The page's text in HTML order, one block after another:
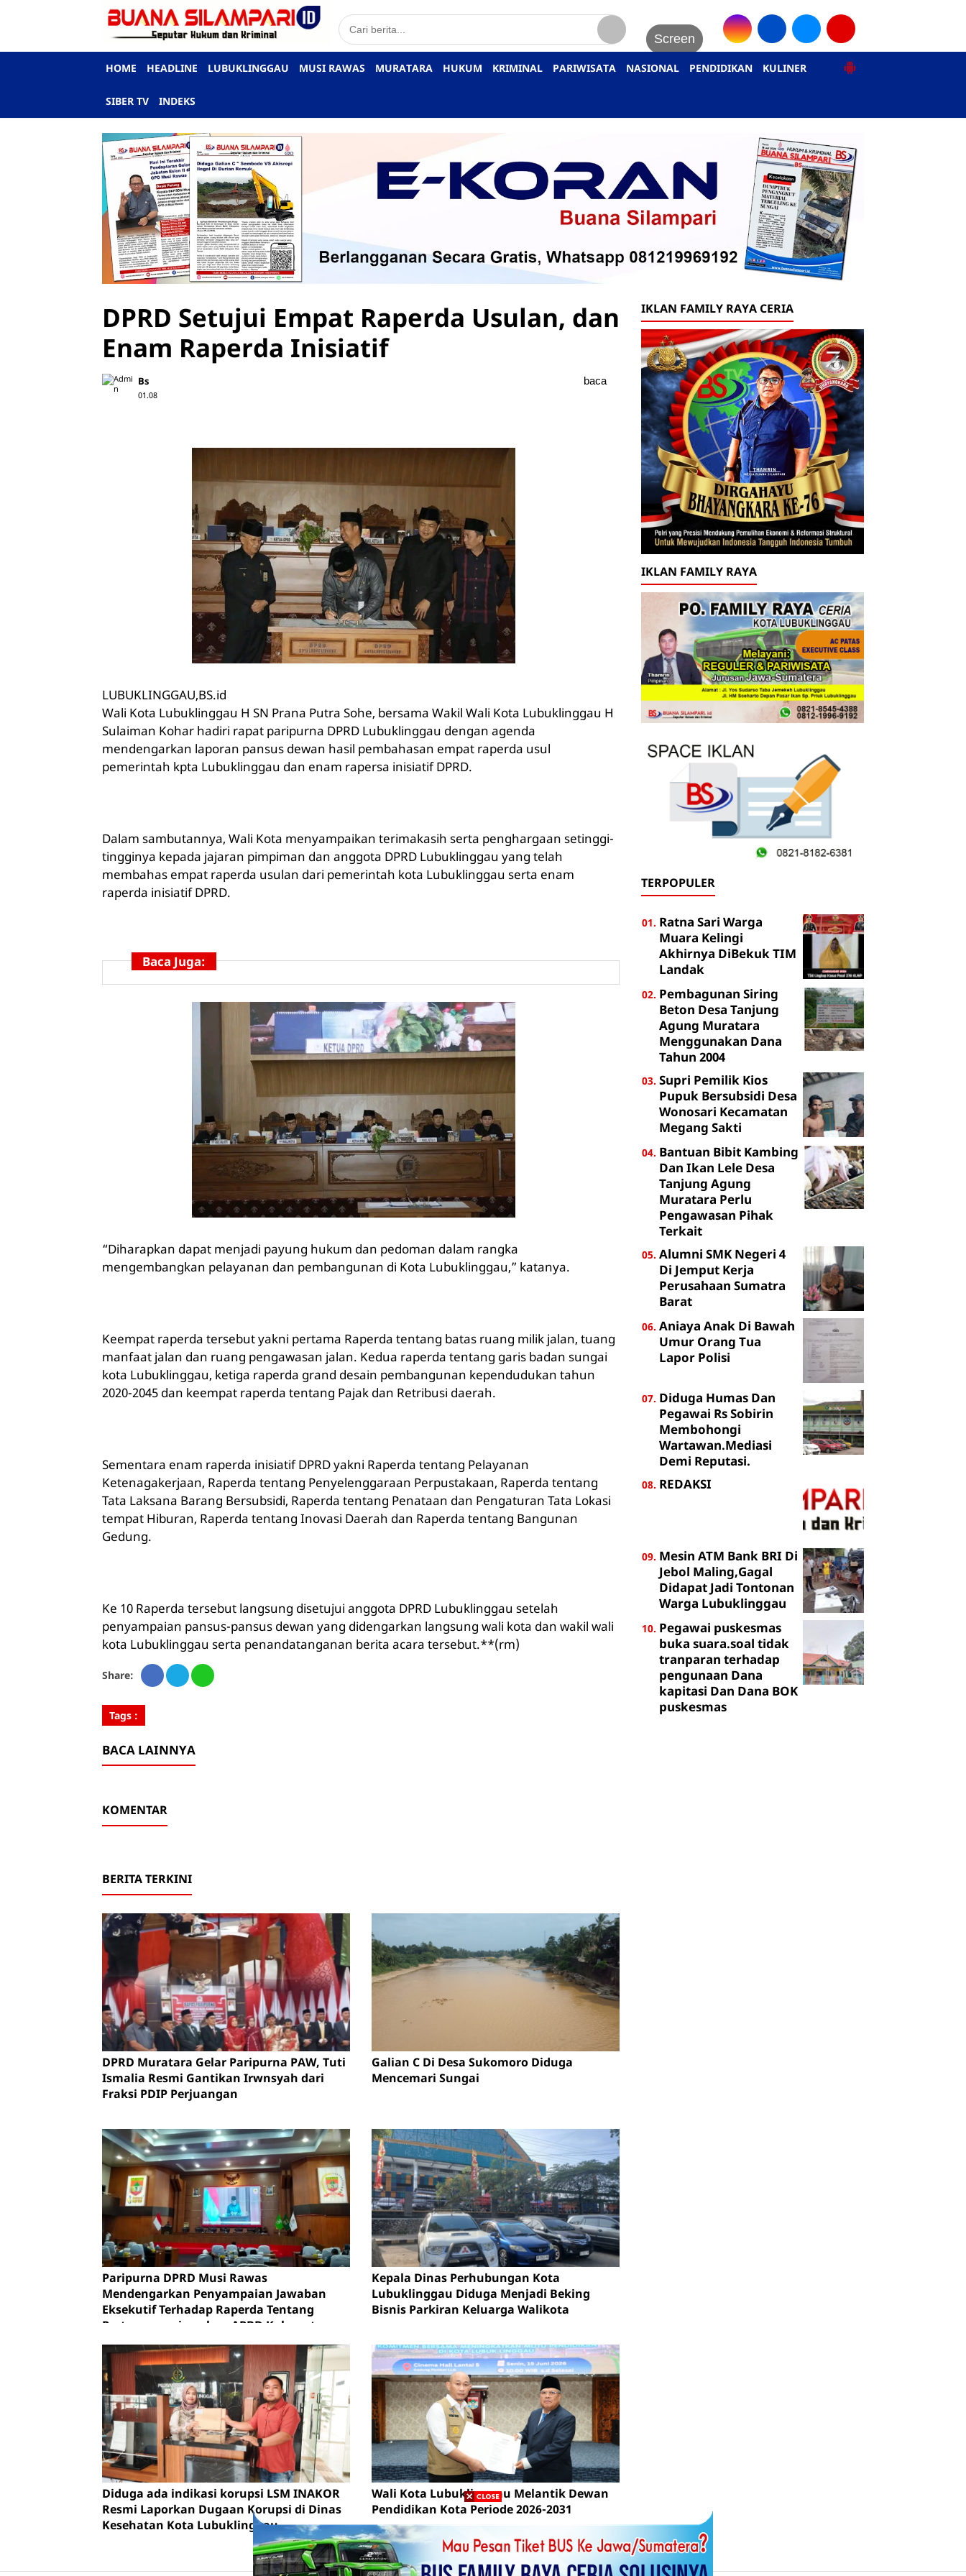
Screen
HOME HEADLINE LUBUKLINGGAU MUSI RAWAS MURATARA HUKUM KRIMINAL PARIWISATA NASIONAL PENDIDIKAN KULINER
SIBER TV INDEKS
DPRD Setujui Empat Raperda Usulan, dan
Enam Raperda Inisiatif
Bs
01.08
baca
LUBUKLINGGAU,BS.id
Wali Kota Lubuklinggau H SN Prana Putra Sohe, bersama Wakil Wali Kota Lubuklinggau H
Sulaiman Kohar hadiri rapat paripurna DPRD Lubuklinggau dengan agenda
mendengarkan laporan pansus dewan hasil pembahasan empat raperda usul
pemerintah kpta Lubuklinggau dan enam rapersa inisiatif DPRD.
Dalam sambutannya, Wali Kota menyampaikan terimakasih serta penghargaan setinggi-
tingginya kepada jajaran pimpiman dan anggota DPRD Lubuklinggau yang telah
membahas empat raperda usulan dari pemerintah kota Lubuklinggau serta enam
raperda inisiatif DPRD.
Baca Juga:
“Diharapkan dapat menjadi payung hukum dan pedoman dalam rangka
mengembangkan pelayanan dan pembangunan di Kota Lubuklinggau,” katanya.
Keempat raperda tersebut yakni pertama Raperda tentang batas ruang milik jalan, tuang
manfaat jalan dan ruang pengawasan jalan. Kedua raperda tentang garis badan sungai
kota Lubuklinggau, ketiga raperda grand desain pembangunan kependudukan tahun
2020-2045 dan keempat raperda tentang Pajak dan Retribusi daerah.
Sementara enam raperda inisiatif DPRD yakni Raperda tentang Pelayanan
Ketenagakerjaan, Raperda tentang Penyelenggaraan Perpustakaan, Raperda tentang
Tata Laksana Barang Bersubsidi, Raperda tentang Penataan dan Pengaturan Tata Lokasi
tempat Hiburan, Raperda tentang Inovasi Daerah dan Raperda tentang Bangunan
Gedung.
Ke 10 Raperda tersebut langsung disetujui anggota DPRD Lubuklinggau setelah
penyampaian pansus-pansus dewan yang didengarkan langsung wali kota dan wakil wali
kota Lubuklinggau serta penandatanganan berita acara tersebut.**(rm)
Share:
Tags :
BACA LAINNYA
KOMENTAR
BERITA TERKINI
DPRD Muratara Gelar Paripurna PAW, Tuti
Ismalia Resmi Gantikan Irwnsyah dari
Fraksi PDIP Perjuangan
Galian C Di Desa Sukomoro Diduga
Mencemari Sungai
Paripurna DPRD Musi Rawas
Mendengarkan Penyampaian Jawaban
Eksekutif Terhadap Raperda Tentang
Pertanggungjawaban APBD Kabupaten
Musi Rawas Tahun Anggaran 2025.
Kepala Dinas Perhubungan Kota
Lubuklinggau Diduga Menjadi Beking
Bisnis Parkiran Keluarga Walikota
Diduga ada indikasi korupsi LSM INAKOR
Resmi Laporkan Dugaan Korupsi di Dinas
Kesehatan Kota Lubuklinggau
Wali Kota Lubuklinggau Melantik Dewan
Pendidikan Kota Periode 2026-2031
IKLAN FAMILY RAYA CERIA
IKLAN FAMILY RAYA
TERPOPULER
Ratna Sari Warga
Muara Kelingi
Akhirnya DiBekuk TIM
Landak
Pembagunan Siring
Beton Desa Tanjung
Agung Muratara
Menggunakan Dana
Tahun 2004
Supri Pemilik Kios
Pupuk Bersubsidi Desa
Wonosari Kecamatan
Megang Sakti
Bantuan Bibit Kambing
Dan Ikan Lele Desa
Tanjung Agung
Muratara Perlu
Pengawasan Pihak
Terkait
Alumni SMK Negeri 4
Di Jemput Kerja
Perusahaan Sumatra
Barat
Aniaya Anak Di Bawah
Umur Orang Tua
Lapor Polisi
Diduga Humas Dan
Pegawai Rs Sobirin
Membohongi
Wartawan.Mediasi
Demi Reputasi.
REDAKSI
Mesin ATM Bank BRI Di
Jebol Maling,Gagal
Didapat Jadi Tontonan
Warga Lubuklinggau
Pegawai puskesmas
buka suara.soal tidak
tranparan terhadap
pengunaan Dana
kapitasi Dan Dana BOK
puskesmas